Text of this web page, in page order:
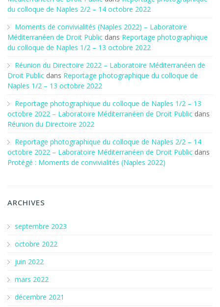
du colloque de Naples 2/2 – 14 octobre 2022
Moments de convivialités (Naples 2022) – Laboratoire
Méditerranéen de Droit Public dans Reportage photographique
du colloque de Naples 1/2 – 13 octobre 2022
Réunion du Directoire 2022 – Laboratoire Méditerranéen de
Droit Public dans Reportage photographique du colloque de
Naples 1/2 – 13 octobre 2022
Reportage photographique du colloque de Naples 1/2 – 13
octobre 2022 – Laboratoire Méditerranéen de Droit Public dans
Réunion du Directoire 2022
Reportage photographique du colloque de Naples 2/2 – 14
octobre 2022 – Laboratoire Méditerranéen de Droit Public dans
Protégé : Moments de convivialités (Naples 2022)
ARCHIVES
septembre 2023
octobre 2022
juin 2022
mars 2022
décembre 2021